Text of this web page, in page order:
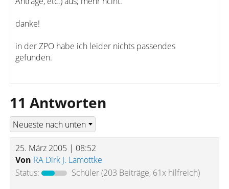
danke!
in der ZPO habe ich leider nichts passendes
gefunden.
11 Antworten
25. März 2005 | 08:52
Von RA Dirk J. Lamottke
Status:
Schüler(203 Beiträge, 61x hilfreich)